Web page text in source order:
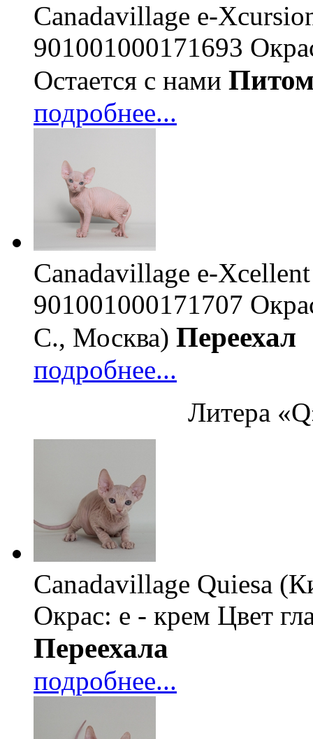
Canadavillage e-
901001000171693
Остается с нами
подробнее...
Canadavillage e-
901001000171707
С., Москва) Переехал
подробнее...
Литера
Canadavillage Quiesa
Окрас: e - крем Цвет
Переехала
подробнее...